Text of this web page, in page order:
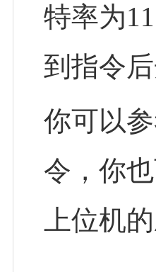
特率为
到指令
你可以
令，你
上位机